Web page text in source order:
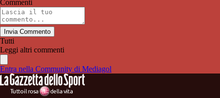
Commenti
Invia Commento
Tutti
Leggi altri commenti
Entra nella Community di Mediagol